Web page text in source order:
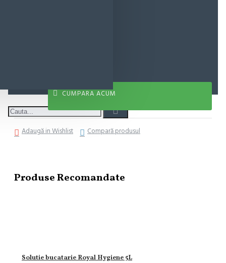
CUMPARA ACUM
Adaugă in Wishlist Compară produsul
Produse Recomandate
Solutie bucatarie Royal Hygiene 5L